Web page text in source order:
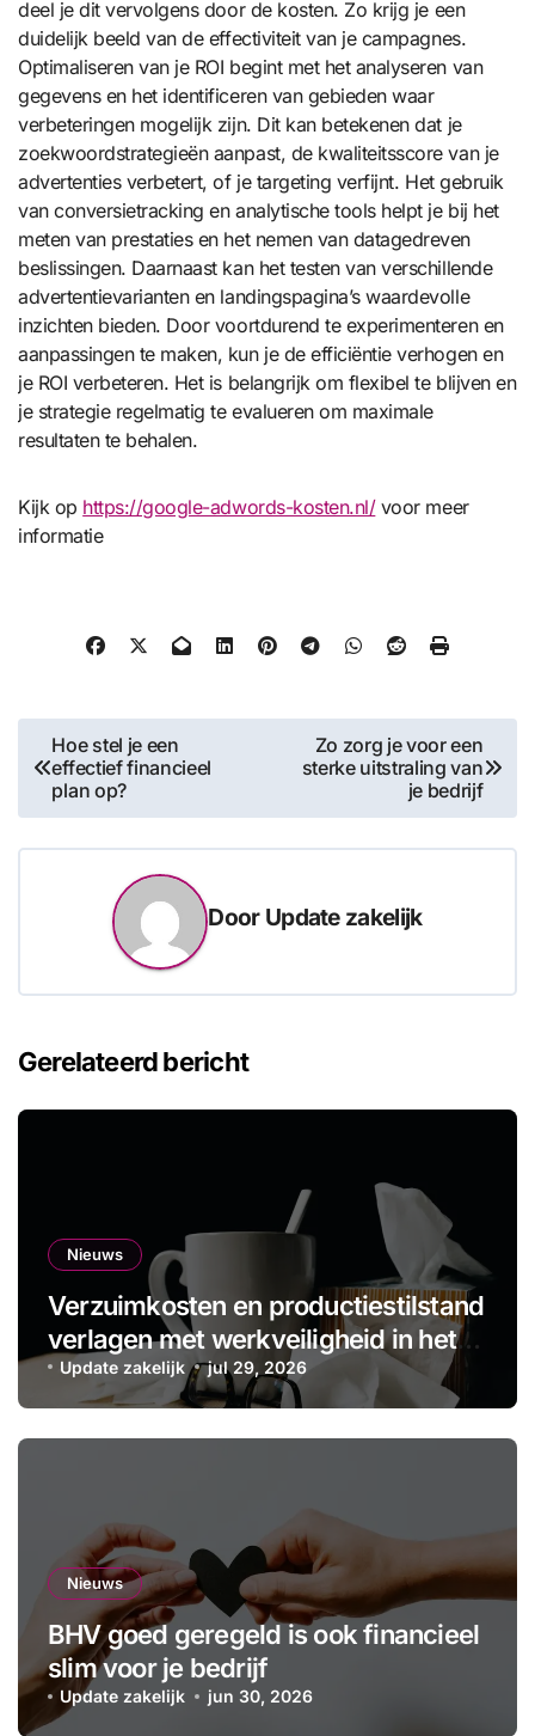
deel je dit vervolgens door de kosten. Zo krijg je een
duidelijk beeld van de effectiviteit van je campagnes.
Optimaliseren van je ROI begint met het analyseren van
gegevens en het identificeren van gebieden waar
verbeteringen mogelijk zijn. Dit kan betekenen dat je
zoekwoordstrategieën aanpast, de kwaliteitsscore van je
advertenties verbetert, of je targeting verfijnt. Het gebruik
van conversietracking en analytische tools helpt je bij het
meten van prestaties en het nemen van datagedreven
beslissingen. Daarnaast kan het testen van verschillende
advertentievarianten en landingspagina’s waardevolle
inzichten bieden. Door voortdurend te experimenteren en
aanpassingen te maken, kun je de efficiëntie verhogen en
je ROI verbeteren. Het is belangrijk om flexibel te blijven en
je strategie regelmatig te evalueren om maximale
resultaten te behalen.
Kijk op https://google-adwords-kosten.nl/voor meer
informatie
Bericht
navigatie
Hoe stel je een
effectief financieel
plan op?
Zo zorg je voor een
sterke uitstraling van
je bedrijf
Door Update zakelijk
Gerelateerd bericht
Nieuws
Verzuimkosten en productiestilstand
verlagen met werkveiligheid in het
MKB
Update zakelijk jul 29, 2026
Nieuws
BHV goed geregeld is ook financieel
slim voor je bedrijf
Update zakelijk jun 30, 2026